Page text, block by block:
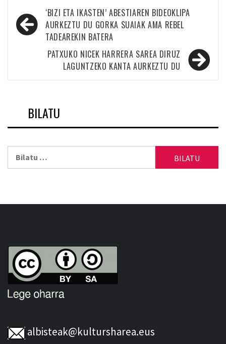
Bidalketetan
zehar
nabigatu
‘BIZI ETA IKASTEN’ ABESTIAREN BIDEOKLIPA
AURKEZTU DU GORKA SUAIAK AMA REBEL
TADEAREKIN BATERA
PATXUKO NICEK HARRERA SAREA DIRUZ
LAGUNTZEKO KANTA AURKEZTU DU
BILATU
albisteak@kultursharea.eus